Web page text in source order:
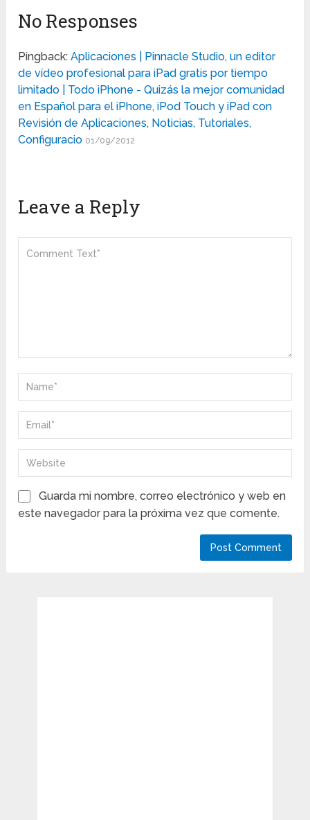
No Responses
Pingback:Aplicaciones | Pinnacle Studio, un editor
de vídeo profesional para iPad gratis por tiempo
limitado | Todo iPhone - Quizás la mejor comunidad
en Español para el iPhone, iPod Touch y iPad con
Revisión de Aplicaciones, Noticias, Tutoriales,
Configuracio 01/09/2012
Leave a Reply
Guarda mi nombre, correo electrónico y web en
este navegador para la próxima vez que comente.